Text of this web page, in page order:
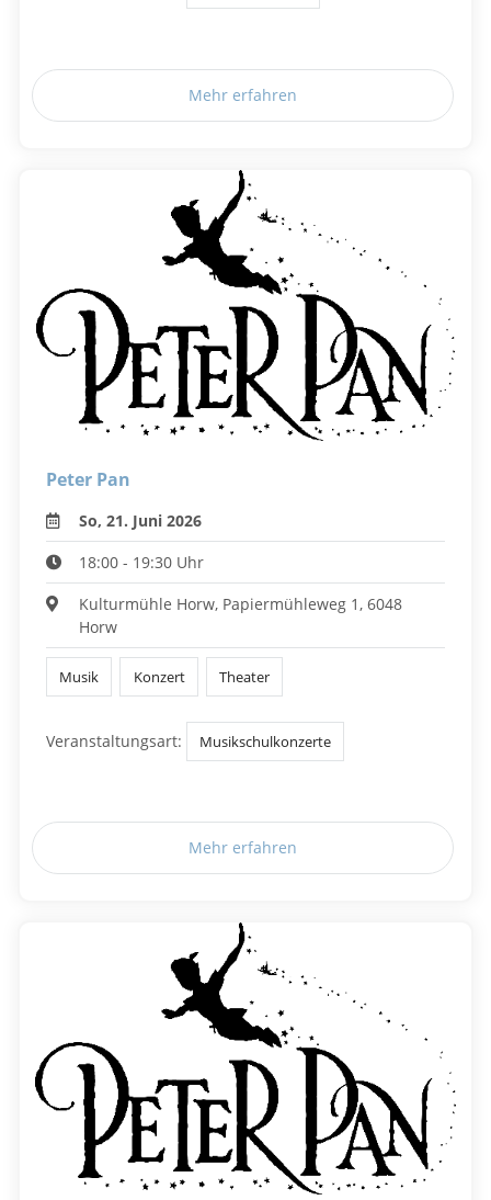
Mehr erfahren
Peter Pan
So, 21. Juni 2026
18:00 - 19:30 Uhr
Kulturmühle Horw, Papiermühleweg 1, 6048
Horw
Musik Konzert Theater
Veranstaltungsart: Musikschulkonzerte
Mehr erfahren